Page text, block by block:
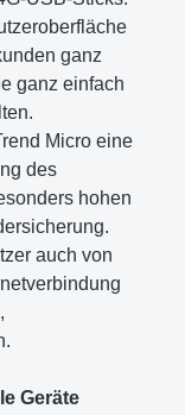
ganz
ganz einfach
Micro eine
des
hohen
auch von
Geräte